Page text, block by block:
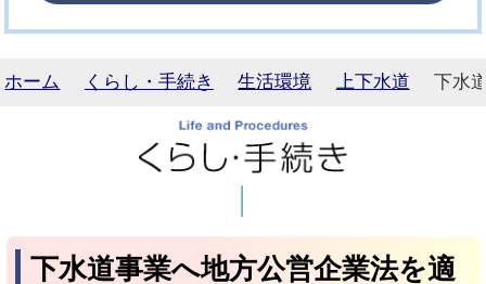
ホーム くらし・手続き 生活環境 上下水道 下水
下水道事業へ地方公営企業法を適